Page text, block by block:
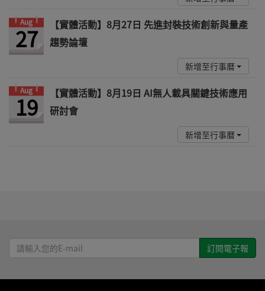
Aug
27
【實體活動】8月27日 先進封裝技術創新與量產
趨勢論壇
新增至行事曆
Aug
19
【實體活動】8月19日 AI無人載具關鍵技術應用
研討會
新增至行事曆
請
輸